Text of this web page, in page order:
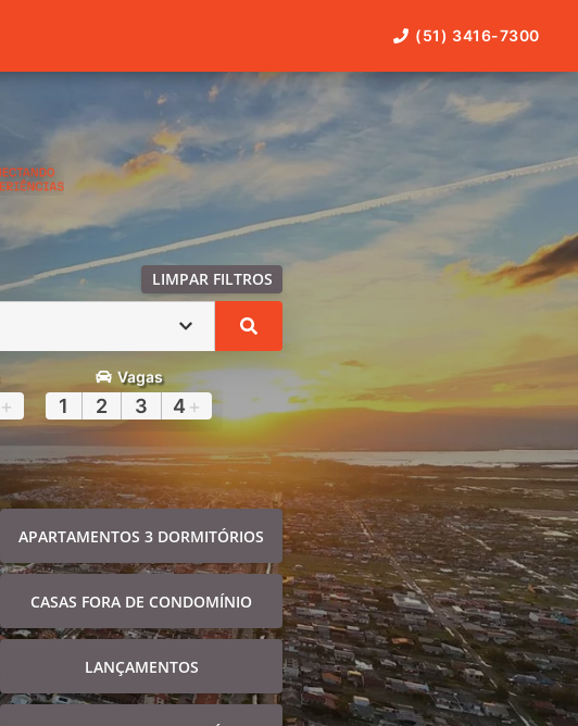
(51) 3416-7300
LIMPAR FILTROS
+
Vagas
1 2 3 4 +
APARTAMENTOS 3 DORMITÓRIOS
CASAS FORA DE CONDOMÍNIO
LANÇAMENTOS